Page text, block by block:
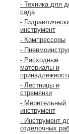
- Техника для
сада
-
инструмент
- Компрессоры
-
- Расходные
материалы и
- Лестницы и
стремянки
- Мерительный
инструмент
- Инструмент
отделочных